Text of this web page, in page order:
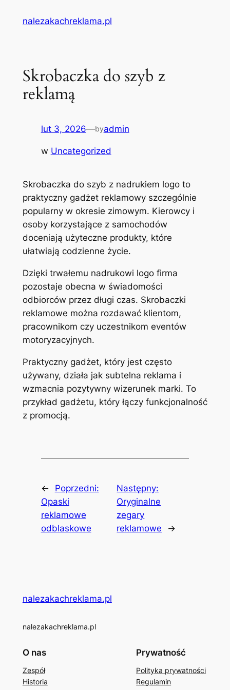
nalezakachreklama.pl
Skrobaczka do szyb z
reklamą
lut 3, 2026—byadmin
w Uncategorized
Skrobaczka do szyb z nadrukiem logo to
praktyczny gadżet reklamowy szczególnie
popularny w okresie zimowym. Kierowcy i
osoby korzystające z samochodów
doceniają użyteczne produkty, które
ułatwiają codzienne życie.
Dzięki trwałemu nadrukowi logo firma
pozostaje obecna w świadomości
odbiorców przez długi czas. Skrobaczki
reklamowe można rozdawać klientom,
pracownikom czy uczestnikom eventów
motoryzacyjnych.
Praktyczny gadżet, który jest często
używany, działa jak subtelna reklama i
wzmacnia pozytywny wizerunek marki. To
przykład gadżetu, który łączy funkcjonalność
z promocją.
←
Poprzedni:
Opaski
reklamowe
odblaskowe
Następny:
Oryginalne
zegary
reklamowe
→
nalezakachreklama.pl
nalezakachreklama.pl
O nas
Zespół
Historia
Prywatność
Polityka prywatności
Regulamin